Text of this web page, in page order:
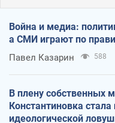
Война и медиа:
а СМИ играют по
Павел Казарин 588
В плену собственных
Константиновка стала
идеологической